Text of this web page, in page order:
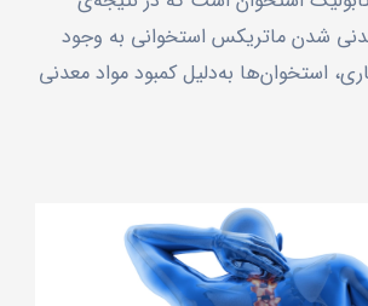
شدن ماتریکس استخوانی به وجود
استخوان‌ها به‌دلیل کمبود مواد معدنی